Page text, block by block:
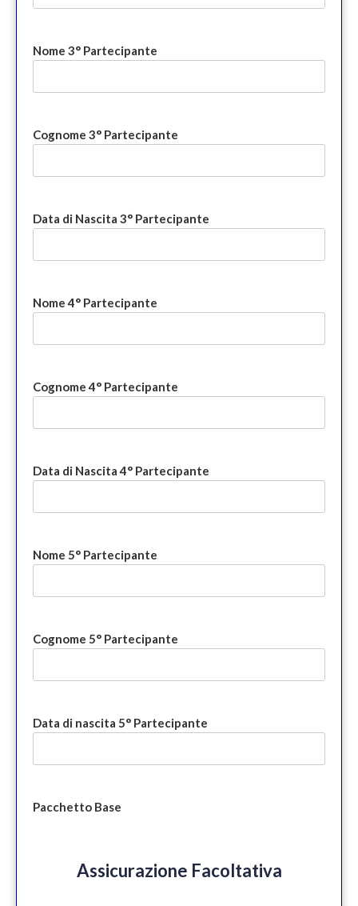
Nome 3° Partecipante
Cognome 3° Partecipante
Data di Nascita 3° Partecipante
Nome 4° Partecipante
Cognome 4° Partecipante
Data di Nascita 4° Partecipante
Nome 5° Partecipante
Cognome 5° Partecipante
Data di nascita 5° Partecipante
Pacchetto Base
Assicurazione Facoltativa